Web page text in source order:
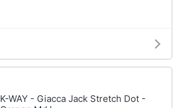
K-WAY - Giacca Jack Stretch Dot -